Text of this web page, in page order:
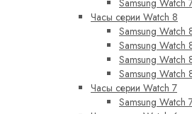
Часы серии Watch 8
Samsung Watch
Samsung Watch
Samsung Watch
Samsung Watch
Часы серии Watch 7
Samsung Watch